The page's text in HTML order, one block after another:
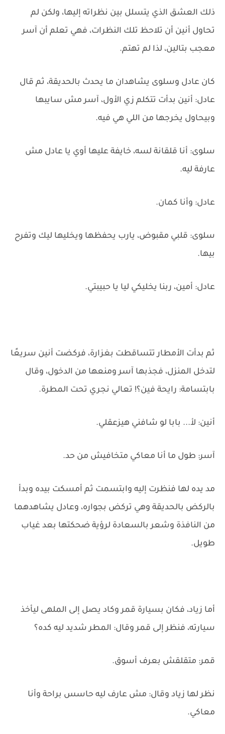
ذلك العشق الذي يتسلل بين نظراته إليها، ولكن لم
تحاول أنين أن تلاحظ تلك النظرات، فهي تعلم أن آسر
معجب بتالين، لذا لم تهتم.
كان عادل وسلوى يشاهدان ما يحدث بالحديقة، ثم قال
عادل: أنين بدأت تتكلم زي الأول، آسر مش سايبها
وبيحاول يخرجها من اللي هي فيه.
سلوى: أنا قلقانة لسه، خايفة عليها أوي يا عادل مش
عارفة ليه.
عادل: وأنا كمان.
سلوى: قلبي مقبوض، يارب يحفظها ويخليها ليك وتفرح
بيها.
عادل: أمين، ربنا يخليكي ليا يا حبيبتي.
ثم بدأت الأمطار تتساقطت بغزارة، فركضت أنين سريعًا
لتدخل المنزل، فجذبها آسر ومنعها من الدخول، وقال
بابتسامة: رايحة فين؟! تعالي نجري تحت المطرة.
أنين: لأ... بابا لو شافني هيزعقلي.
آسر: طول ما أنا معاكي متخافيش من حد.
مد يده لها فنظرت إليه وابتسمت ثم أمسكت بيده وبدأ
بالركض بالحديقة وهي تركض بجواره، وعادل يشاهدهما
من النافذة وشعر بالسعادة لرؤية ضحكتها بعد غياب
طويل.
أما زياد، فكان بسيارة قمر وكاد يصل إلى الملهى ليأخذ
سيارته، فنظر إلى قمر وقال: المطر شديد ليه كده؟
قمر: متقلقش بعرف أسوق.
نظر لها زياد وقال: مش عارف ليه حاسس براحة وأنا
معاكي.